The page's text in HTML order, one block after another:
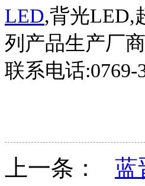
LED,背光LED,
列产品生产厂商
联系电话:0769-
上一条： 蓝